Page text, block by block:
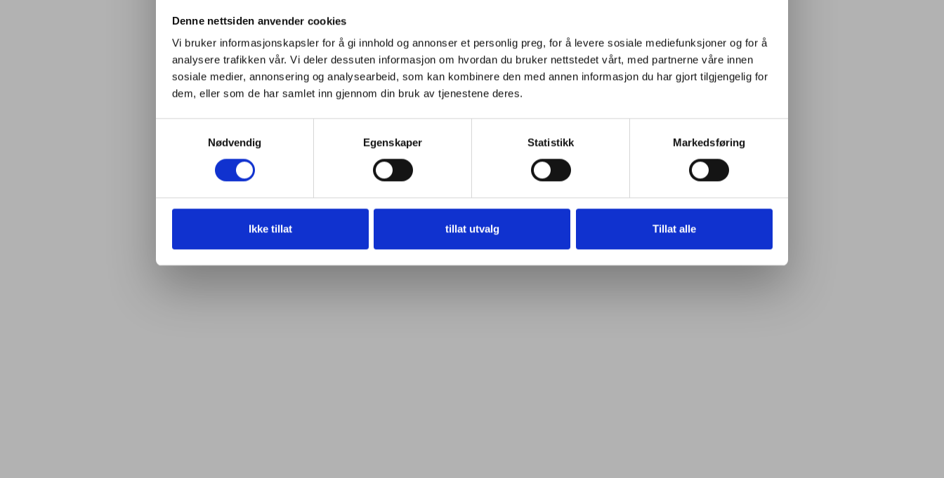
Denne nettsiden anvender cookies
Vi bruker informasjonskapsler for å gi innhold og annonser et personlig preg, for å levere sosiale mediefunksjoner og for å
analysere trafikken vår. Vi deler dessuten informasjon om hvordan du bruker nettstedet vårt, med partnerne våre innen
sosiale medier, annonsering og analysearbeid, som kan kombinere den med annen informasjon du har gjort tilgjengelig for
dem, eller som de har samlet inn gjennom din bruk av tjenestene deres.
Nødvendig
Egenskaper Statistikk Markedsføring
Ikke tillat tillat utvalg Tillat alle